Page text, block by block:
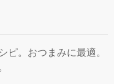
ピ。おつまみに最適。